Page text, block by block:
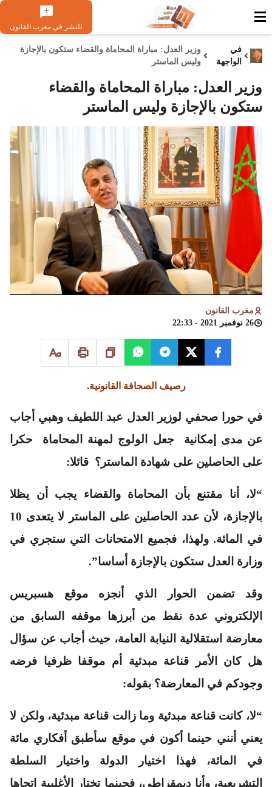
للنشر في مغرب القانون
في
الواجهة
وزير العدل: مباراة المحاماة والقضاء ستكون بالإجازة
وليس الماستر
وزير العدل: مباراة المحاماة والقضاء
ستكون بالإجازة وليس الماستر
مغرب القانون
26 نوفمبر 2021 - 22:33
رصيف الصحافة القانونية.
في حورا صحفي لوزير العدل عبد اللطيف وهبي أجاب
عن مدى إمكانية جعل الولوج لمهنة المحاماة حكرا
على الحاصلين على شهادة الماستر؟ قائلا:
“لا، أنا مقتنع بأن المحاماة والقضاء يجب أن يظلا
بالإجازة، لأن عدد الحاصلين على الماستر لا يتعدى 10
في المائة. ولهذا، فجميع الامتحانات التي ستجري في
وزارة العدل ستكون بالإجازة أساسا”.
وقد تضمن الحوار الذي أنجزه موقع هسبريس
الإلكتروني عدة نقط من أبرزها موقفه السابق من
معارضة استقلالية النيابة العامة، حيث أجاب عن سؤال
هل كان الأمر قناعة مبدئية أم موقفا ظرفيا فرضه
وجودكم في المعارضة؟ بقوله:
“لا، كانت قناعة مبدئية وما زالت قناعة مبدئية، ولكن لا
يعني أنني حينما أكون في موقع سأطبق أفكاري مائة
في المائة، فهذا اختيار الدولة واختيار السلطة
التشريعية، وأنا ديمقراطي، فحينما تختار الأغلبية اتجاها